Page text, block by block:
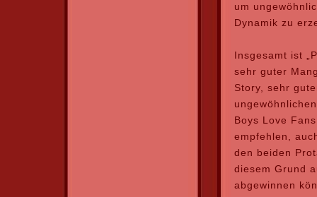
um
Dynamik zu
Insgesamt ist
sehr guter
Story, sehr
Boys Love
empfehlen,
den beiden
diesem Grund
abgewinnen